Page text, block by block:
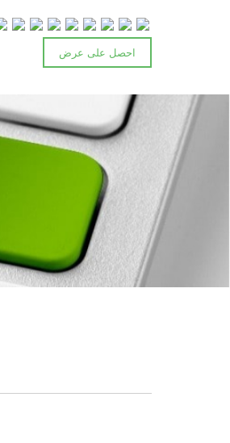
احصل على عرض